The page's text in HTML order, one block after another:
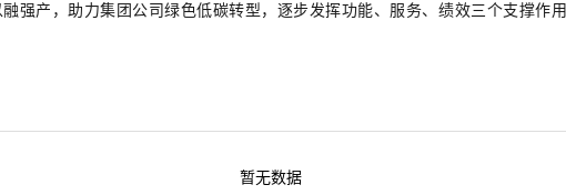
强产，助力集团公司绿色低碳转型，逐步发挥功能、服务、绩效三个支撑作
暂无数据